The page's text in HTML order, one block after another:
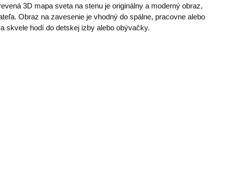
3D mapa sveta na stenu je originálny a moderný obraz,
Obraz na zavesenie je vhodný do spálne, pracovne alebo
skvele hodí do detskej izby alebo obývačky.